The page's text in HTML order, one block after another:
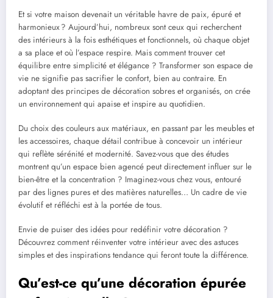
Et si votre maison devenait un véritable havre de paix, épuré et
harmonieux ? Aujourd’hui, nombreux sont ceux qui recherchent
des intérieurs à la fois esthétiques et fonctionnels, où chaque objet
a sa place et où l’espace respire. Mais comment trouver cet
équilibre entre simplicité et élégance ? Transformer son espace de
vie ne signifie pas sacrifier le confort, bien au contraire. En
adoptant des principes de décoration sobres et organisés, on crée
un environnement qui apaise et inspire au quotidien.
Du choix des couleurs aux matériaux, en passant par les meubles et
les accessoires, chaque détail contribue à concevoir un intérieur
qui reflète sérénité et modernité. Savez-vous que des études
montrent qu’un espace bien agencé peut directement influer sur le
bien-être et la concentration ? Imaginez-vous chez vous, entouré
par des lignes pures et des matières naturelles… Un cadre de vie
évolutif et réfléchi est à la portée de tous.
Envie de puiser des idées pour redéfinir votre décoration ?
Découvrez comment réinventer votre intérieur avec des astuces
simples et des inspirations tendance qui feront toute la différence.
Qu’est-ce qu’une décoration épurée